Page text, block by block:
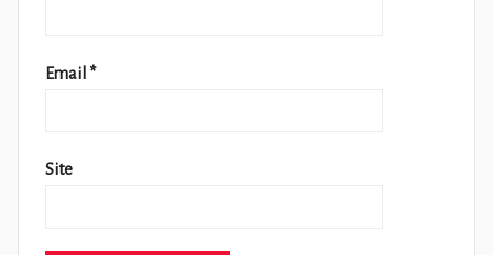
Email *
Site